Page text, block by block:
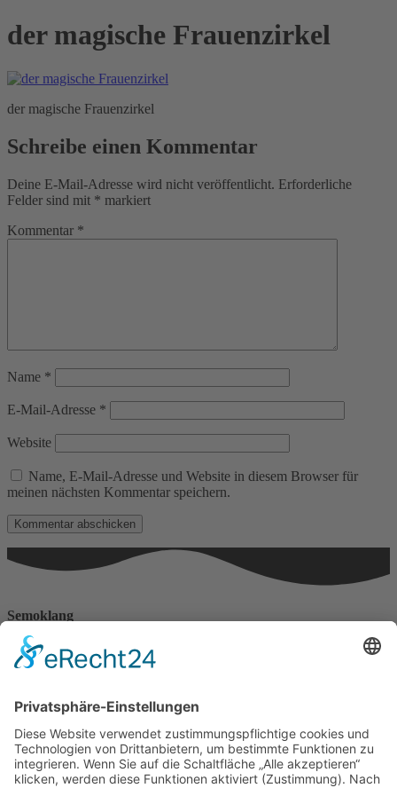
der magische Frauenzirkel
der magische Frauenzirkel
Schreibe einen Kommentar
Deine E-Mail-Adresse wird nicht veröffentlicht. Erforderliche
Felder sind mit * markiert
Kommentar *
Name *
E-Mail-Adresse *
Website
Name, E-Mail-Adresse und Website in diesem Browser für
meinen nächsten Kommentar speichern.
Semoklang
Haus der Lebenskraft
Erzbergerstr. 15
88239 Wangen
Telefonnummer: 0170 777 4388
Impressum
Datenschutzerklärungen